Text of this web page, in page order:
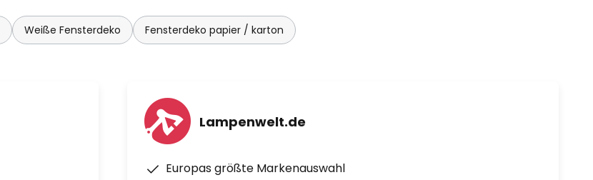
Weiße Fensterdeko Fensterdeko papier / karton
Lampenwelt.de
Europas größte Markenauswahl